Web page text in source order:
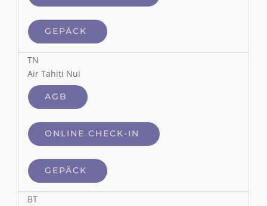
GEPÄCK
TN
Air Tahiti Nui
AGB
ONLINE CHECK-IN
GEPÄCK
BT